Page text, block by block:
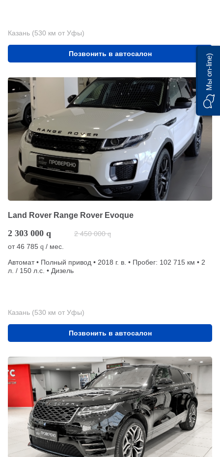
Казань (530 км от Уфы)
Позвонить в автосалон
Land Rover Range Rover Evoque
2 303 000 q 2 450 000 q
от46 785 q / мес.
Автомат • Полный привод • 2018 г. в. • Пробег: 102 715 км • 2
л. / 150 л.с. • Дизель
Казань (530 км от Уфы)
Позвонить в автосалон
Мы on-line)